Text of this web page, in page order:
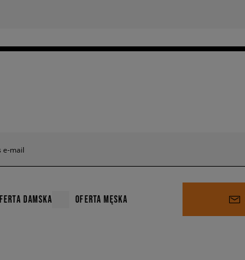
e-mail
DAMSKA OFERTA MĘSKA